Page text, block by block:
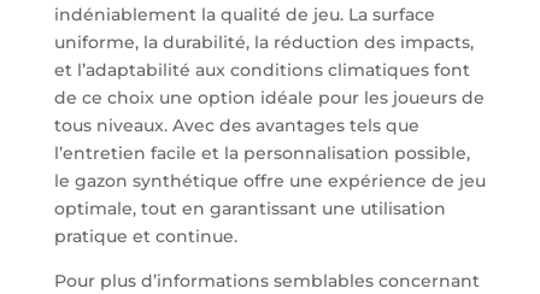
indéniablement la qualité de jeu. La surface
uniforme, la durabilité, la réduction des impacts,
et l’adaptabilité aux conditions climatiques font
de ce choix une option idéale pour les joueurs de
tous niveaux. Avec des avantages tels que
l’entretien facile et la personnalisation possible,
le gazon synthétique offre une expérience de jeu
optimale, tout en garantissant une utilisation
pratique et continue.
Pour plus d’informations semblables concernant